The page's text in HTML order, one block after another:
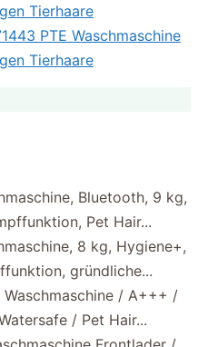
Tierhaare
PTE Waschmaschine
Tierhaare